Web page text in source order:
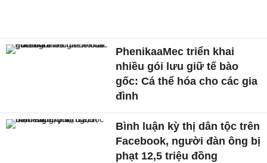
PhenikaaMec triển khai
nhiều gói lưu giữ tế bào
gốc: Cá thể hóa cho các gia
đình
Bình luận kỳ thị dân tộc trên
Facebook, người đàn ông bị
phạt 12,5 triệu đồng